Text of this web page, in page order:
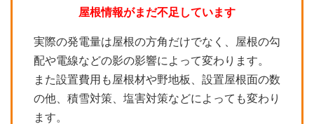
屋根情報がまだ不足しています
実際の発電量は屋根の方角だけでなく、屋根の勾
配や電線などの影の影響によって変わります。
また設置費用も屋根材や野地板、設置屋根面の数
の他、積雪対策、塩害対策などによっても変わり
ます。